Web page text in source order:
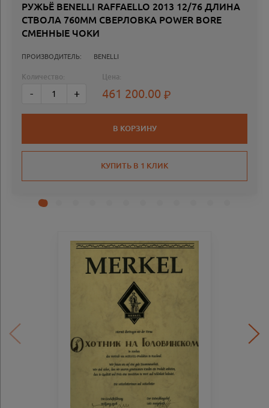
РУЖЬЁ BENELLI RAFFAELLO 2013 12/76 ДЛИНА
СТВОЛА 760ММ СВЕРЛОВКА POWER BORE
СМЕННЫЕ ЧОКИ
ПРОИЗВОДИТЕЛЬ: BENELLI
Количество:
- +
Цена:
461 200.00
В КОРЗИНУ
КУПИТЬ В 1 КЛИК